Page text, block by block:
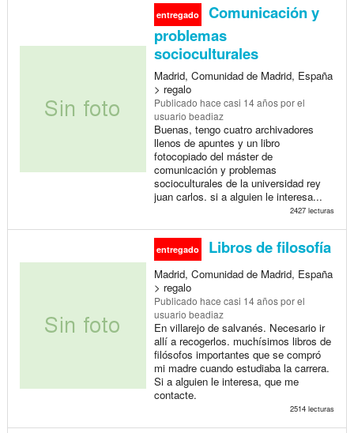
entregado
Comunicación y
problemas
socioculturales
Madrid, Comunidad de Madrid, España
> regalo
Publicado hace casi 14 añospor el
usuario beadiaz
Buenas, tengo cuatro archivadores
llenos de apuntes y un libro
fotocopiado del máster de
comunicación y problemas
socioculturales de la universidad rey
juan carlos. si a alguien le interesa...
2427 lecturas
entregado Libros de filosofía
Madrid, Comunidad de Madrid, España
> regalo
Publicado hace casi 14 añospor el
usuario beadiaz
En villarejo de salvanés. Necesario ir
allí a recogerlos. muchísimos libros de
filósofos importantes que se compró
mi madre cuando estudiaba la carrera.
Si a alguien le interesa, que me
contacte.
2514 lecturas